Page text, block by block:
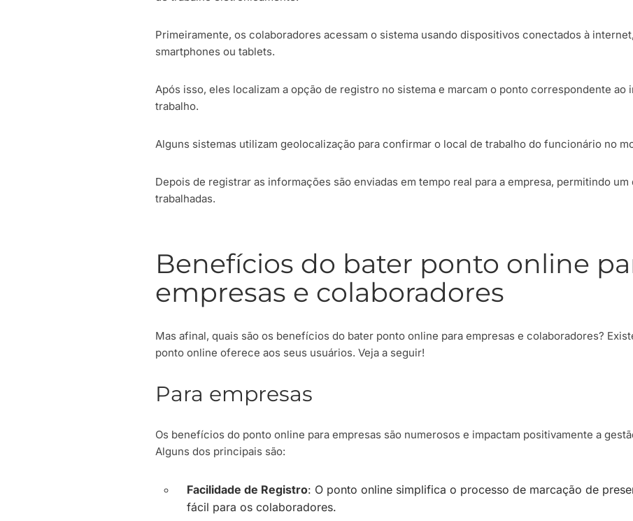
Primeiramente, os colaboradores acessam o sistema usando dispositivos conectados à
smartphones ou tablets.
Após isso, eles localizam a opção de registro no sistema e marcam o ponto correspondente ao
trabalho.
Alguns sistemas utilizam geolocalização para confirmar o local de trabalho do funcionário no
Depois de registrar as informações são enviadas em tempo real para a empresa, permitindo
trabalhadas.
Benefícios do bater ponto online
empresas e colaboradores
Mas afinal, quais são os benefícios do bater ponto online para empresas e colaboradores?
ponto online oferece aos seus usuários. Veja a seguir!
Para empresas
Os benefícios do ponto online para empresas são numerosos e impactam positivamente a
Alguns dos principais são:
Facilidade de Registro: O ponto online simplifica o processo de marcação de
fácil para os colaboradores.